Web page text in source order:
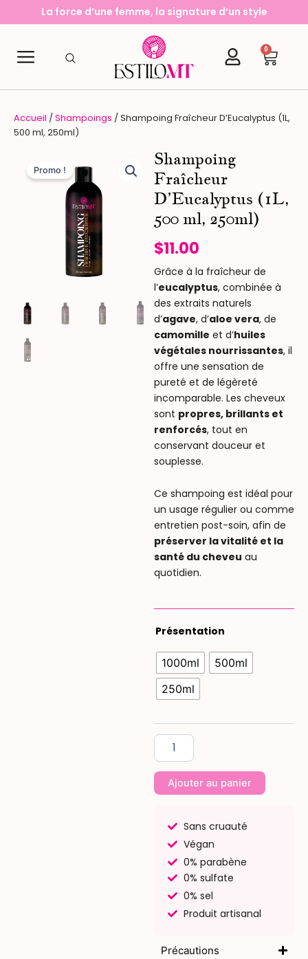
au
La force d’une femme, la signature d’un style
0
Cart
Accueil /Shampoings / Shampoing Fraîcheur D’Eucalyptus (1L,
500 ml, 250ml)
Promo !
Shampoing
Fraîcheur
D’Eucalyptus (1L,
500 ml, 250ml)
$11.00
Grâce à la fraîcheur de
l’eucalyptus, combinée à
des extraits naturels
d’agave, d’aloe vera, de
camomille et d’huiles
végétales nourrissantes, il
offre une sensation de
pureté et de légèreté
incomparable. Les cheveux
sont propres, brillants et
renforcés, tout en
conservant douceur et
souplesse.
Ce shampoing est idéal pour
un usage régulier ou comme
entretien post-soin, afin de
préserver la vitalité et la
santé du cheveu au
quotidien.
Présentation
1000ml
500ml
250ml
quantité
Shampoing
Fraîcheur
D’Eucalyptus
(1L,
ml,
250ml)
Ajouter au panier
Sans cruauté
Végan
0% parabène
0% sulfate
0% sel
Produit artisanal
Précautions